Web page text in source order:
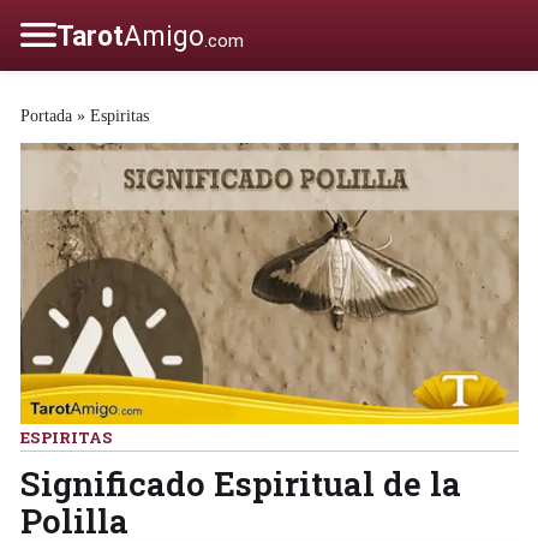
Portada » Espiritas
ESPIRITAS
Significado Espiritual de la
Polilla